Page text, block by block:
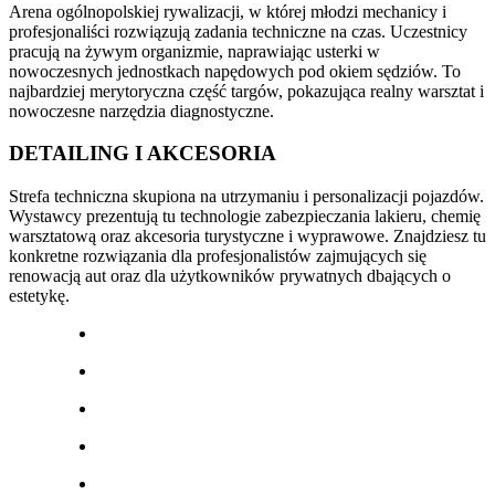
Arena ogólnopolskiej rywalizacji, w której młodzi mechanicy i
profesjonaliści rozwiązują zadania techniczne na czas. Uczestnicy
pracują na żywym organizmie, naprawiając usterki w
nowoczesnych jednostkach napędowych pod okiem sędziów. To
najbardziej merytoryczna część targów, pokazująca realny warsztat i
nowoczesne narzędzia diagnostyczne.
DETAILING I AKCESORIA
Strefa techniczna skupiona na utrzymaniu i personalizacji pojazdów.
Wystawcy prezentują tu technologie zabezpieczania lakieru, chemię
warsztatową oraz akcesoria turystyczne i wyprawowe. Znajdziesz tu
konkretne rozwiązania dla profesjonalistów zajmujących się
renowacją aut oraz dla użytkowników prywatnych dbających o
estetykę.